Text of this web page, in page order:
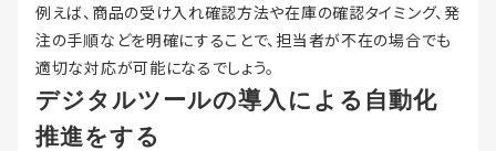
例えば、商品の受け入れ確認方法や在庫の確認タイミング、発
注の手順などを明確にすることで、担当者が不在の場合でも
適切な対応が可能になるでしょう。
デジタルツールの導入による自動化
推進をする